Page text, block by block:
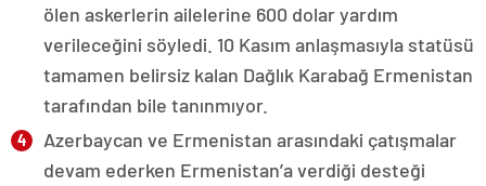
ölen askerlerin ailelerine 600 dolar yardım
verileceğini söyledi. 10 Kasım anlaşmasıyla statüsü
tamamen belirsiz kalan Dağlık Karabağ Ermenistan
tarafından bile tanınmıyor.
Azerbaycan ve Ermenistan arasındaki çatışmalar
devam ederken Ermenistan’a verdiği desteği